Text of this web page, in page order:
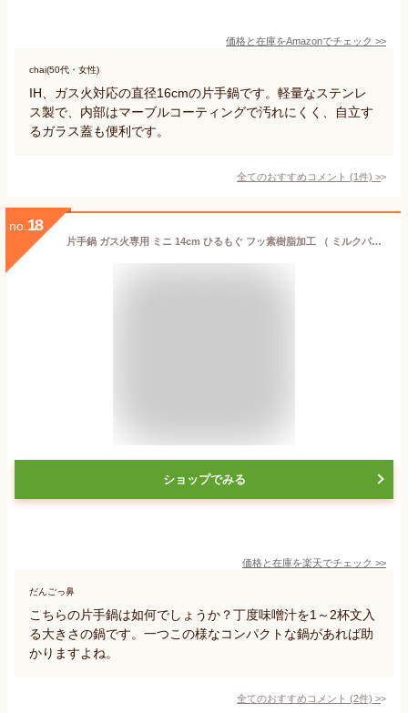
価格と在庫をAmazonでチェック >>
chai(50代・女性)
IH、ガス火対応の直径16cmの片手鍋です。軽量なステンレ
ス製で、内部はマーブルコーティングで汚れにくく、自立す
るガラス蓋も便利です。
全てのおすすめコメント (1件) >
no. 18
片手鍋 ガス火専用 ミニ 14cm ひるもぐ フッ素樹脂加工 （ ミルクパン ソースパン 14センチ ガス火対応 片手なべ 小鍋 鍋 なべ お弁当作り アルミ鍋 アルミ製 小さい コンパクト ）
ショップでみる
価格と在庫を楽天でチェック >>
だんごっ鼻
こちらの片手鍋は如何でしょうか？丁度味噌汁を1～2杯文入
る大きさの鍋です。一つこの様なコンパクトな鍋があれば助
かりますよね。
全てのおすすめコメント (2件) >